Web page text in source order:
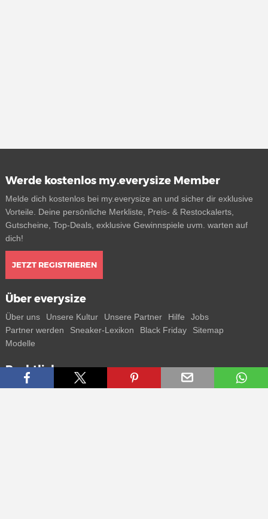
Werde kostenlos my.everysize Member
Melde dich kostenlos bei my.everysize an und sicher dir exklusive
Vorteile. Deine persönliche Merkliste, Preis- & Restockalerts,
Gutscheine, Top-Deals, exklusive Gewinnspiele uvm. warten auf
dich!
JETZT REGISTRIEREN
Über everysize
Über uns Unsere Kultur Unsere Partner Hilfe
Jobs
Partner werden
Sneaker-Lexikon Black Friday
Sitemap
Modelle
Rechtliches
AGB Datenschutz Impressum Kontakt